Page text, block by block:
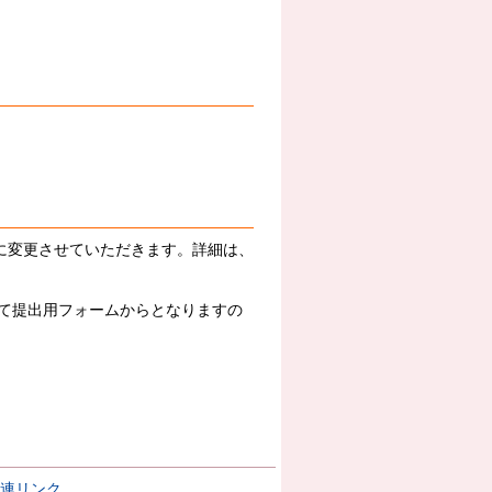
更させていただきます。詳細は、
提出用フォームからとなりますの